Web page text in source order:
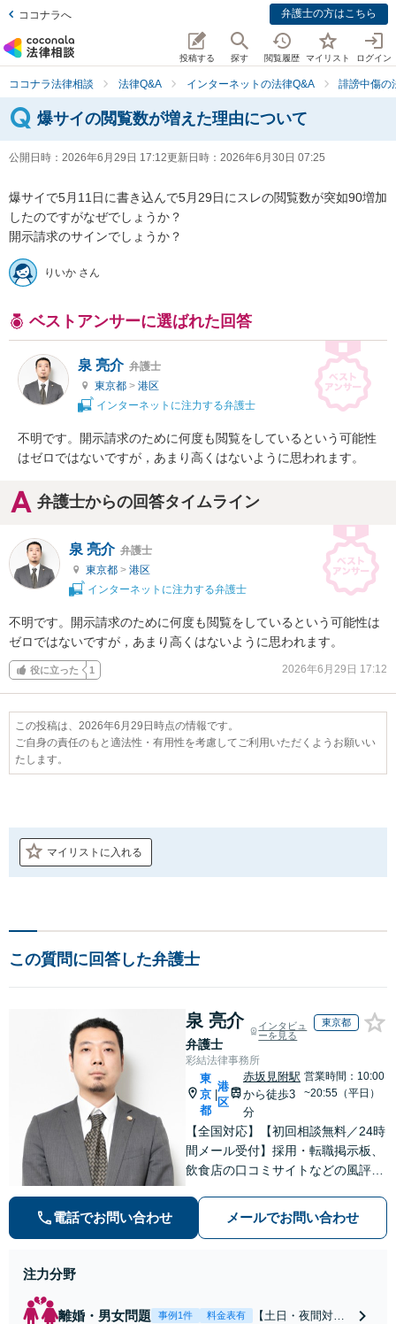
ココナラへ 弁護士の方はこちら
投稿する 探す 閲覧履歴 マイリスト ログイン
ココナラ法律相談 法律Q&A インターネットの法律Q&A 誹謗中傷の
爆サイの閲覧数が増えた理由について
公開日時： 2026年6月29日 17:12更新日時： 2026年6月30日 07:25
爆サイで5月11日に書き込んで5月29日にスレの閲覧数が突如90増加
したのですがなぜでしょうか？
開示請求のサインでしょうか？
りいか さん
ベストアンサーに選ばれた回答
泉 亮介 弁護士
東京都 > 港区
インターネットに注力する弁護士
不明です。開示請求のために何度も閲覧をしているという可能性
はゼロではないですが，あまり高くはないように思われます。
弁護士からの回答タイムライン
泉 亮介 弁護士
東京都 > 港区
インターネットに注力する弁護士
不明です。開示請求のために何度も閲覧をしているという可能性は
ゼロではないですが，あまり高くはないように思われます。
役に立った 1 2026年6月29日 17:12
この投稿は、2026年6月29日時点の情報です。
ご自身の責任のもと適法性・有用性を考慮してご利用いただくようお願いい
たします。
マイリストに入れる
この質問に回答した弁護士
泉 亮介
弁護士
インタビュ
ーを見る
東京都
彩結法律事務所
東
京
都
港
区
赤坂見附駅
から徒歩3
分
営業時間：10:00
~20:55（平日）
【全国対応】【初回相談無料／24時
間メール受付】採用・転職掲示板、
飲食店の口コミサイトなどの風評被
の種類を問わず相談可。可能な限り
早期対応で駆けつけサポート【労
電話でお問い合わせ メールでお問い合わせ
注力分野
離婚・男女問題 事例1件 料金表有
【土日・夜間対応